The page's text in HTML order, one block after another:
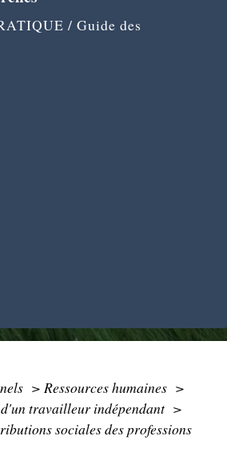
/ Guide des
> Ressources humaines >
travailleur indépendant >
sociales des professions